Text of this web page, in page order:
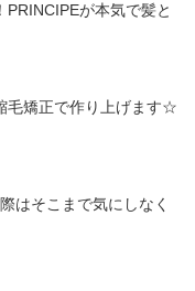
が本気で髪と
毛矯正で作り上げます☆
はそこまで気にしなく